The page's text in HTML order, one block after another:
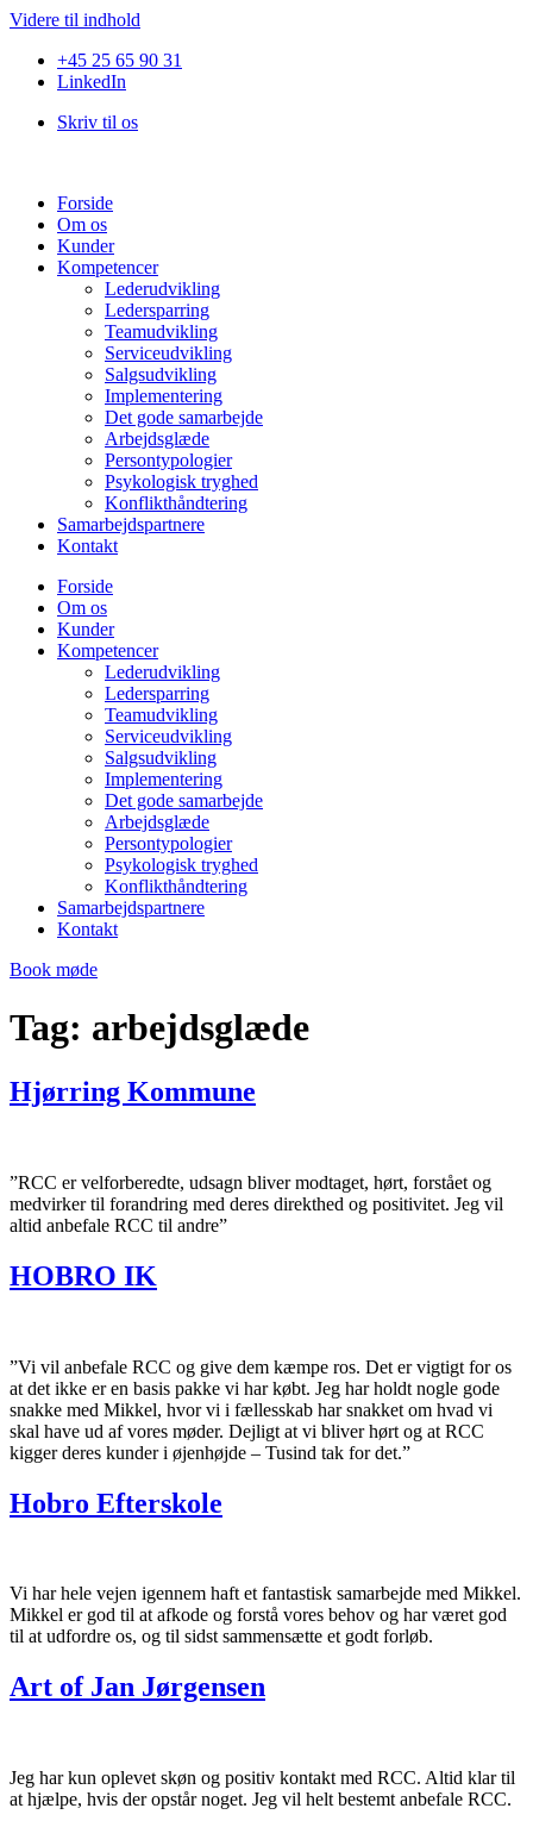
Videre til indhold
+45 25 65 90 31
LinkedIn
Skriv til os
Forside
Om os
Kunder
Kompetencer
Lederudvikling
Ledersparring
Teamudvikling
Serviceudvikling
Salgsudvikling
Implementering
Det gode samarbejde
Arbejdsglæde
Persontypologier
Psykologisk tryghed
Konflikthåndtering
Samarbejdspartnere
Kontakt
Forside
Om os
Kunder
Kompetencer
Lederudvikling
Ledersparring
Teamudvikling
Serviceudvikling
Salgsudvikling
Implementering
Det gode samarbejde
Arbejdsglæde
Persontypologier
Psykologisk tryghed
Konflikthåndtering
Samarbejdspartnere
Kontakt
Book møde
Tag: arbejdsglæde
Hjørring Kommune
”RCC er velforberedte, udsagn bliver modtaget, hørt, forstået og
medvirker til forandring med deres direkthed og positivitet. Jeg vil
altid anbefale RCC til andre”
HOBRO IK
”Vi vil anbefale RCC og give dem kæmpe ros. Det er vigtigt for os
at det ikke er en basis pakke vi har købt. Jeg har holdt nogle gode
snakke med Mikkel, hvor vi i fællesskab har snakket om hvad vi
skal have ud af vores møder. Dejligt at vi bliver hørt og at RCC
kigger deres kunder i øjenhøjde – Tusind tak for det.”
Hobro Efterskole
Vi har hele vejen igennem haft et fantastisk samarbejde med Mikkel.
Mikkel er god til at afkode og forstå vores behov og har været god
til at udfordre os, og til sidst sammensætte et godt forløb.
Art of Jan Jørgensen
Jeg har kun oplevet skøn og positiv kontakt med RCC. Altid klar til
at hjælpe, hvis der opstår noget. Jeg vil helt bestemt anbefale RCC.